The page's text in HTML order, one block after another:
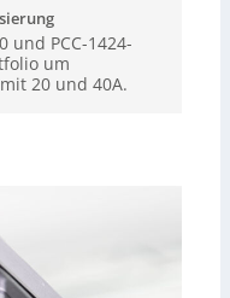
und PCC-1424-
um
20 und 40A.